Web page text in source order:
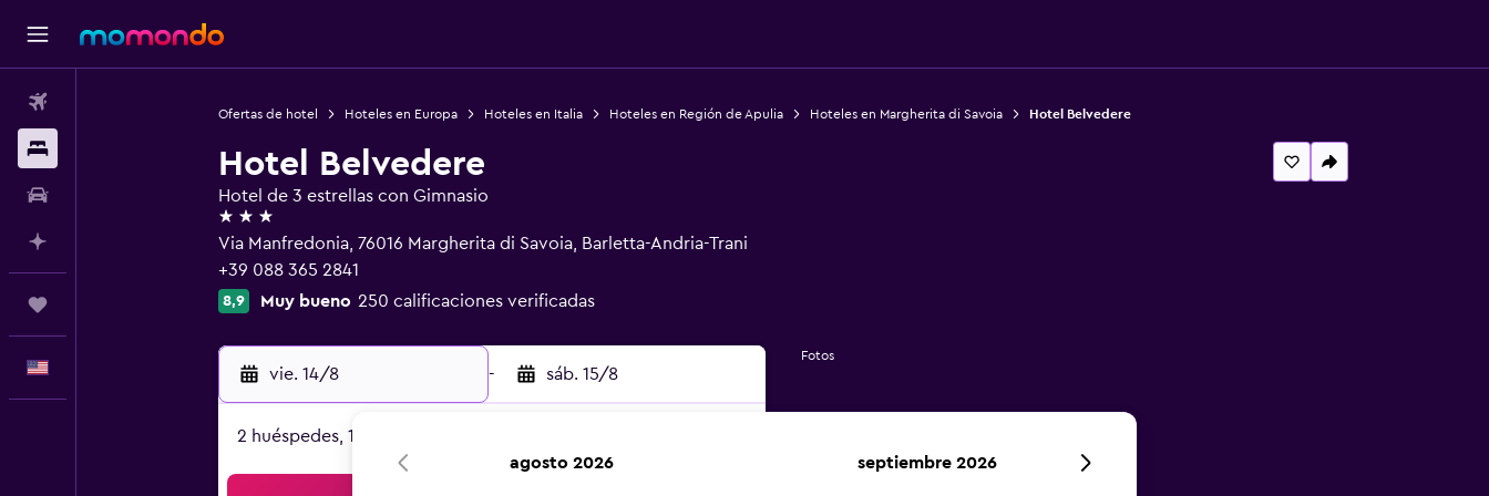
Ofertas de hotel Hoteles en Europa Hoteles en Italia Hoteles en Región de Apulia Hoteles en Margherita di Savoia Hotel Belvedere
Hotel Belvedere
Hotel de 3 estrellas con Gimnasio
3 estrellas
Via Manfredonia, 76016 Margherita di Savoia, Barletta-Andria-Trani
+39 088 365 2841
8,9 Muy bueno 250 calificaciones verificadas
vie. 14/8 - sáb. 15/8
2 huéspedes, 1 habitación
Fotos
agosto 2026 septiembre 2026